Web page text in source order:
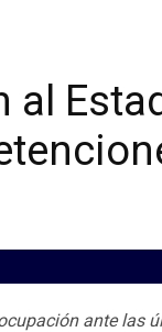
ante las